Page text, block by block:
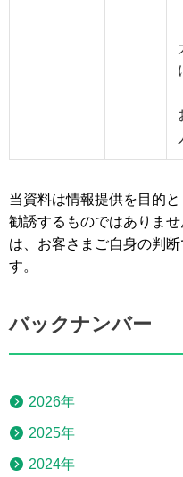
当資料は情報提供を目的
勧誘するものではありま
は、お客さまご自身の判
す。
バックナンバー
2026年
2025年
2024年